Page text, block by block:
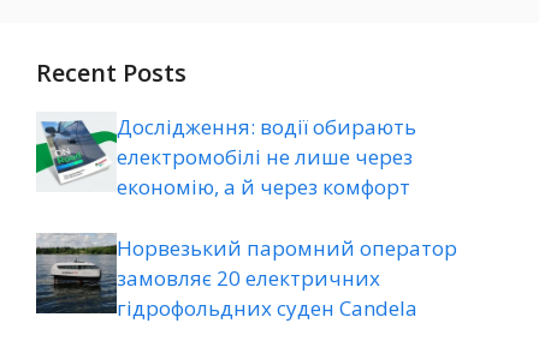
Recent Posts
Дослідження: водії обирають
електромобілі не лише через
економію, а й через комфорт
Норвезький паромний оператор
замовляє 20 електричних
гідрофольдних суден Candela